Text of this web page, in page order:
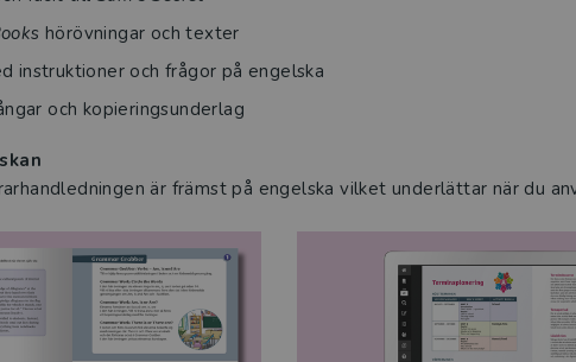
s hörövningar och texter
instruktioner och frågor på engelska
och kopieringsunderlag
är främst på engelska vilket underlättar när du